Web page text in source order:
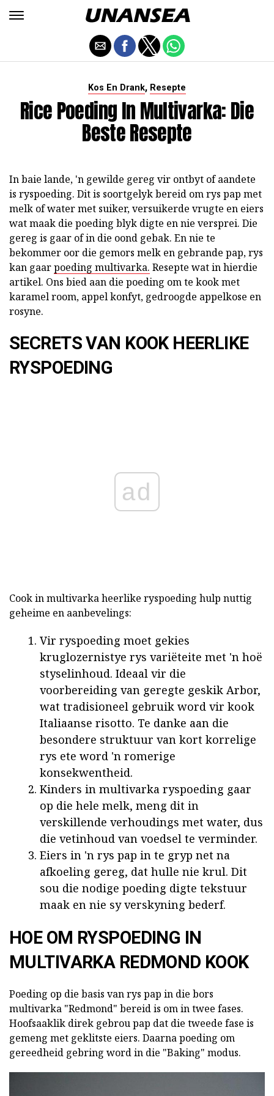
Kos En Drank, Resepte
Rice Poeding In Multivarka: Die
Beste Resepte
In baie lande, 'n gewilde gereg vir ontbyt of aandete
is ryspoeding. Dit is soortgelyk bereid om rys pap met
melk of water met suiker, versuikerde vrugte en eiers
wat maak die poeding blyk digte en nie versprei. Die
gereg is gaar of in die oond gebak. En nie te
bekommer oor die gemors melk en gebrande pap, rys
kan gaarpoeding multivarka. Resepte wat in hierdie
artikel. Ons bied aan die poeding om te kook met
karamel room, appel konfyt, gedroogde appelkose en
rosyne.
SECRETS VAN KOOK HEERLIKE
RYSPOEDING
ad
Cook in multivarka heerlike ryspoeding hulp nuttig
geheime en aanbevelings:
Vir ryspoeding moet gekies
kruglozernistye rys variëteite met 'n hoë
styselinhoud. Ideaal vir die
voorbereiding van geregte geskik Arbor,
wat tradisioneel gebruik word vir kook
Italiaanse risotto. Te danke aan die
besondere struktuur van kort korrelige
rys ete word 'n romerige
konsekwentheid.
Kinders in multivarka ryspoeding gaar
op die hele melk, meng dit in
verskillende verhoudings met water, dus
die vetinhoud van voedsel te verminder.
Eiers in 'n rys pap in te gryp net na
afkoeling gereg, dat hulle nie krul. Dit
sou die nodige poeding digte tekstuur
maak en nie sy verskyning bederf.
HOE OM RYSPOEDING IN
MULTIVARKA REDMOND KOOK
Poeding op die basis van rys pap in die bors
multivarka "Redmond" bereid is om in twee fases.
Hoofsaaklik direk gebrou pap dat die tweede fase is
gemeng met geklitste eiers. Daarna poeding om
gereedheid gebring word in die "Baking" modus.